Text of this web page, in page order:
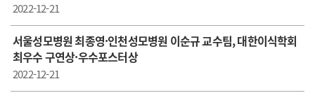
2022-12-21
서울성모병원 최종영·인천성모병원 이순규 교수팀, 대한이식학회
최우수 구연상·우수포스터상
2022-12-21